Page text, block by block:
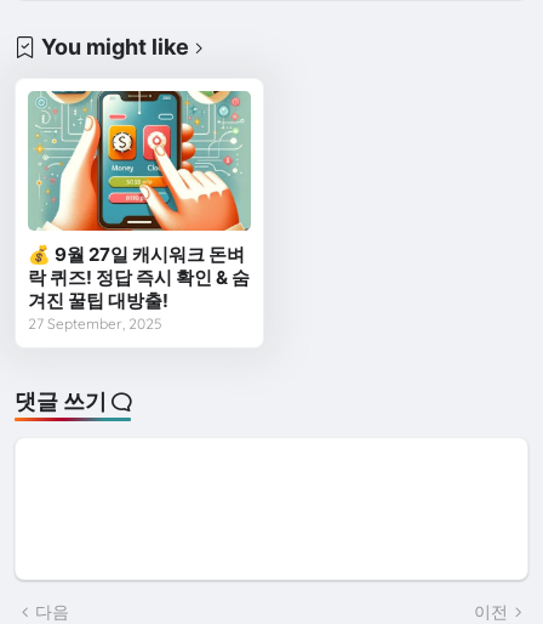
You might like
💰 9월 27일 캐시워크 돈벼
락 퀴즈! 정답 즉시 확인 & 숨
겨진 꿀팁 대방출!
27 September, 2025
댓글 쓰기
다음 이전